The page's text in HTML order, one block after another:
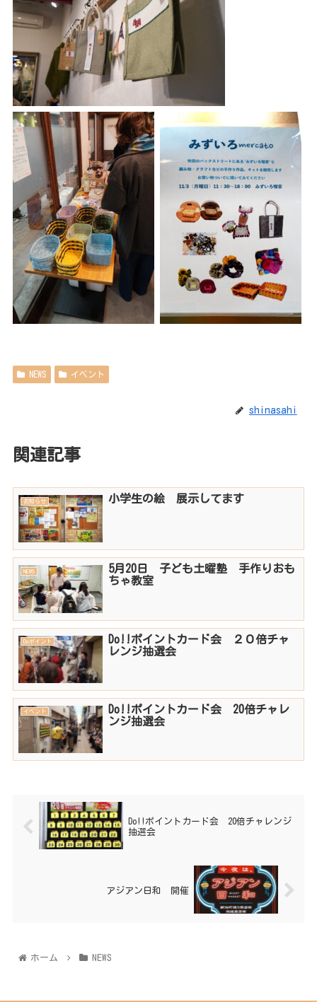
NEWS イベント
shinasahi
関連記事
お知らせ 小学生の絵 展示してます
NEWS
5月20日 子ども土曜塾 手作りおも
ちゃ教室
Doポイント
Do!!ポイントカード会 ２０倍チャ
レンジ抽選会
イベント
Do!!ポイントカード会 20倍チャレ
ンジ抽選会
Do!!ポイントカード会 20倍チャレンジ
抽選会
アジアン日和 開催
ホーム NEWS